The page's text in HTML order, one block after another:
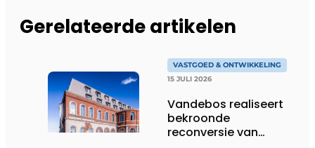
Gerelateerde artikelen
VASTGOED & ONTWIKKELING
15 JULI 2026
Vandebos realiseert
bekroonde
reconversie van